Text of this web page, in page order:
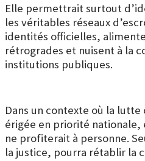
Elle permettrait surtout
les véritables réseaux
identités officielles,
rétrogrades et nuisent à la
institutions publiques.
Dans un contexte où la
érigée en priorité
ne profiterait à personne.
la justice, pourra rétablir la